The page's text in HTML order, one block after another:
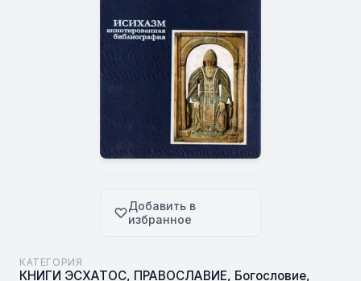
Добавить в
избранное
КАТЕГОРИЯ
КНИГИ ЭСХАТОС, ПРАВОСЛАВИЕ, Богословие,